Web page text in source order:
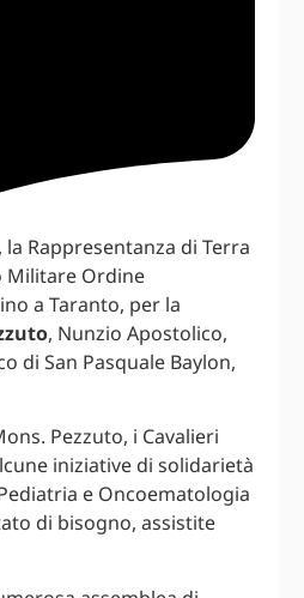
Rappresentanza di Terra
Militare Ordine
a Taranto, per la
, Nunzio Apostolico,
di San Pasquale Baylon,
Pezzuto, i Cavalieri
iniziative di solidarietà
e Oncoematologia
di bisogno, assistite